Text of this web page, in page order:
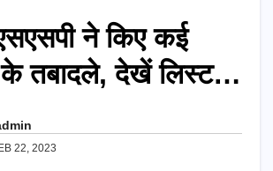
ने किए कई
के तबादले, देखें लिस्ट…
22, 2023